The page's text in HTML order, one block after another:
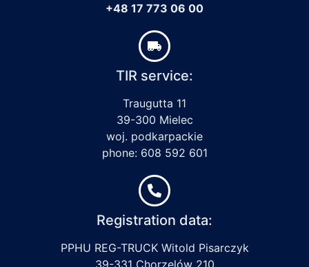
+48 17 773 06 00
TIR service:
Traugutta 11
39-300 Mielec
woj. podkarpackie
phone: 608 592 601
Registration data:
PPHU REG-TRUCK Witold Pisarczyk
39-331 Chorzelów 210